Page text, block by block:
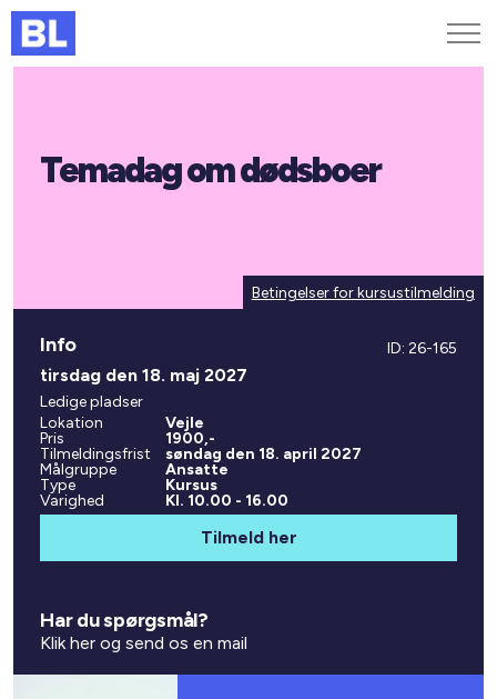
Find medarbejder
Kurser og arrangementer
Temadag om dødsboer
Betingelser for kursustilmelding
Info ID: 26-165
tirsdag den 18. maj 2027
Ledige pladser
Lokation
Vejle
Pris
1900,-
Tilmeldingsfrist
søndag den 18. april 2027
Målgruppe
Ansatte
Type
Kursus
Varighed
Kl. 10.00 - 16.00
Tilmeld her
Har du spørgsmål?
Klik her og send os en mail